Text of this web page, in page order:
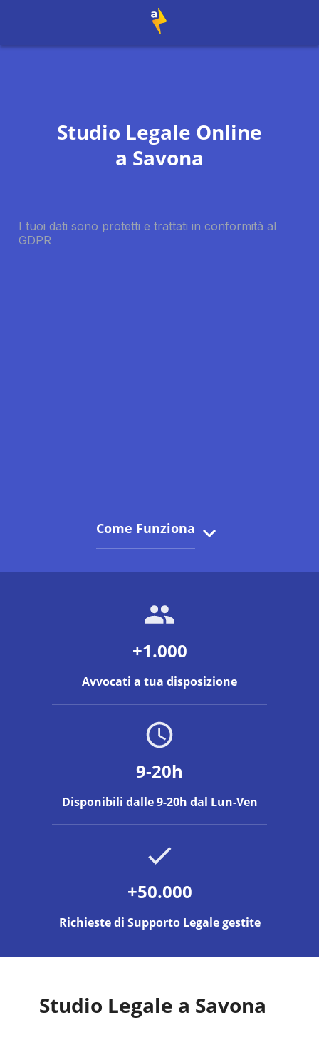
Studio Legale Online
a Savona
Come Funziona
+1.000
Avvocati a tua disposizione
9-20h
Disponibili dalle 9-20h dal Lun-Ven
+50.000
Richieste di Supporto Legale gestite
Studio Legale a Savona